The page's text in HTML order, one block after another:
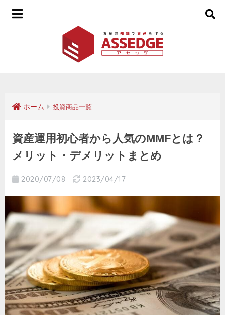
ホーム 投資商品一覧
資産運用初心者から人気のMMFとは？
メリット・デメリットまとめ
2020/07/08 2023/04/17